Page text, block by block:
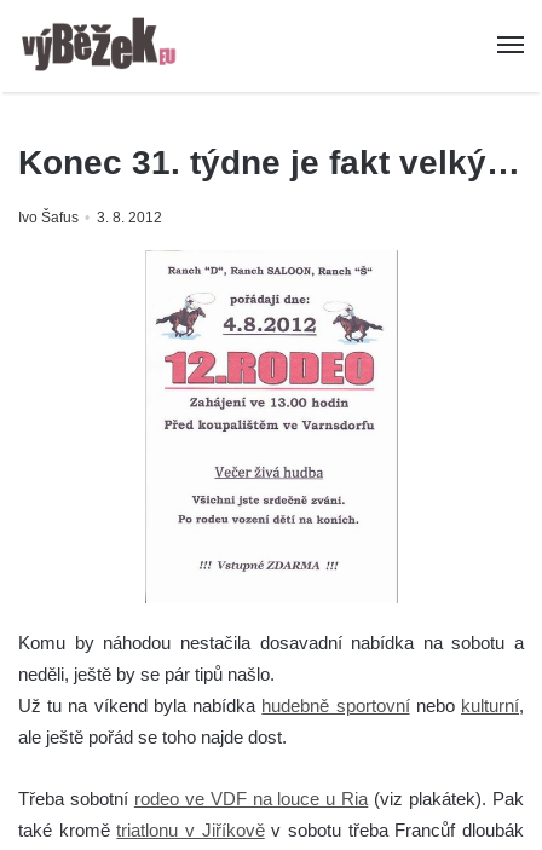
Konec 31. týdne je fakt velký…
Ivo Šafus 3. 8. 2012
Komu by náhodou nestačila dosavadní nabídka na sobotu a
neděli, ještě by se pár tipů našlo.
Už tu na víkend byla nabídka hudebně sportovnínebo kulturní,
ale ještě pořád se toho najde dost.
Třeba sobotní rodeo ve VDF na louce u Ria (viz plakátek). Pak
také kromětriatlonu v Jiříkověv sobotu třeba Francůf dloubák